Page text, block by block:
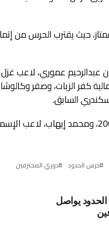
حيث يقترب الحرس من
عبدالرحيم عموري، لاعب
كفر الزيات، وصقر
السابق.
ومحمد داود، لاعب انبي مواليد 2005،
حرس الحدود دوري المحترفين
يواصل